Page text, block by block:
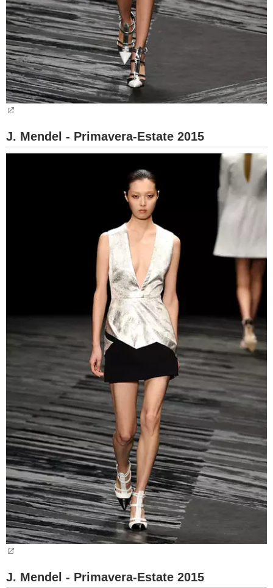
J. Mendel - Primavera-Estate 2015
J. Mendel - Primavera-Estate 2015